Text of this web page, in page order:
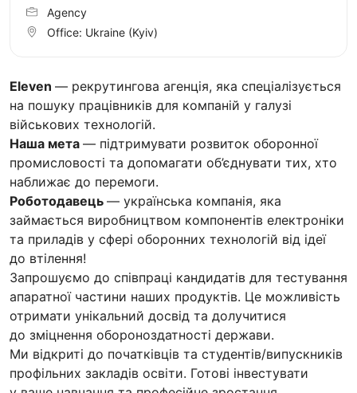
Eleven — рекрутингова агенція, яка спеціалізується
на пошуку працівників для компаній у галузі
військових технологій.
Наша мета — підтримувати розвиток оборонної
промисловості та допомагати об’єднувати тих, хто
наближає до перемоги.
Роботодавець — українська компанія, яка
займається виробництвом компонентів електроніки
та приладів у сфері оборонних технологій від ідеї
до втілення!
Запрошуємо до співпраці кандидатів для тестування
апаратної частини наших продуктів. Це можливість
отримати унікальний досвід та долучитися
до зміцнення обороноздатності держави.
Ми відкриті до початківців та студентів/випускників
профільних закладів освіти. Готові інвестувати
Agency
Office: Ukraine (Kyiv)